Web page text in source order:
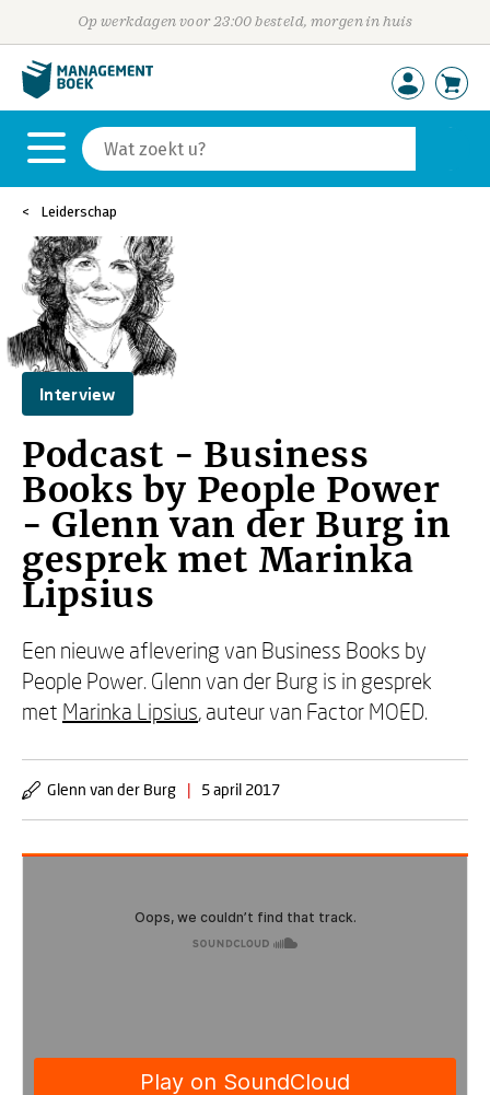
Op werkdagen voor 23:00 besteld, morgen in huis
Leiderschap
Interview
Podcast - Business
Books by People Power
- Glenn van der Burg in
gesprek met Marinka
Lipsius
Een nieuwe aflevering van Business Books by
People Power. Glenn van der Burg is in gesprek
met Marinka Lipsius, auteur van Factor MOED.
Glenn van der Burg | 5 april 2017